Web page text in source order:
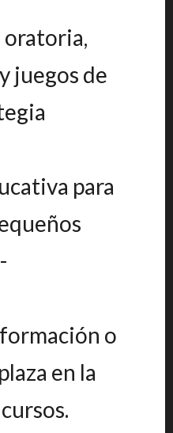
oratoria,
juegos de
para
o
en la